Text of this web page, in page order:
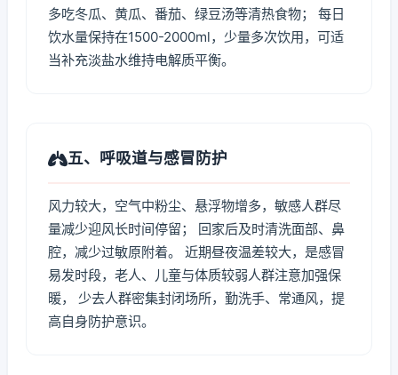
多吃冬瓜、黄瓜、番茄、绿豆汤等清热食物； 每日
饮水量保持在1500-2000ml，少量多次饮用，可适
当补充淡盐水维持电解质平衡。
五、呼吸道与感冒防护
风力较大，空气中粉尘、悬浮物增多，敏感人群尽
量减少迎风长时间停留； 回家后及时清洗面部、鼻
腔，减少过敏原附着。 近期昼夜温差较大，是感冒
易发时段，老人、儿童与体质较弱人群注意加强保
暖， 少去人群密集封闭场所，勤洗手、常通风，提
高自身防护意识。